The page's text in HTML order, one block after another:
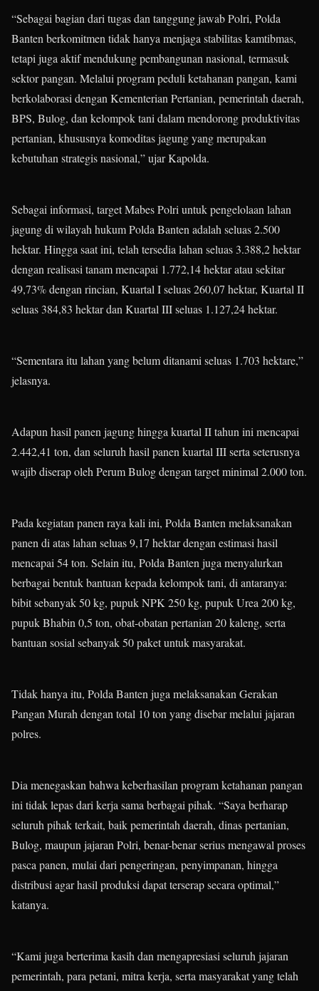
“Sebagai bagian dari tugas dan tanggung jawab Polri, Polda
Banten berkomitmen tidak hanya menjaga stabilitas kamtibmas,
tetapi juga aktif mendukung pembangunan nasional, termasuk
sektor pangan. Melalui program peduli ketahanan pangan, kami
berkolaborasi dengan Kementerian Pertanian, pemerintah daerah,
BPS, Bulog, dan kelompok tani dalam mendorong produktivitas
pertanian, khususnya komoditas jagung yang merupakan
kebutuhan strategis nasional,” ujar Kapolda.
Sebagai informasi, target Mabes Polri untuk pengelolaan lahan
jagung di wilayah hukum Polda Banten adalah seluas 2.500
hektar. Hingga saat ini, telah tersedia lahan seluas 3.388,2 hektar
dengan realisasi tanam mencapai 1.772,14 hektar atau sekitar
49,73% dengan rincian, Kuartal I seluas 260,07 hektar, Kuartal II
seluas 384,83 hektar dan Kuartal III seluas 1.127,24 hektar.
“Sementara itu lahan yang belum ditanami seluas 1.703 hektare,”
jelasnya.
Adapun hasil panen jagung hingga kuartal II tahun ini mencapai
2.442,41 ton, dan seluruh hasil panen kuartal III serta seterusnya
wajib diserap oleh Perum Bulog dengan target minimal 2.000 ton.
Pada kegiatan panen raya kali ini, Polda Banten melaksanakan
panen di atas lahan seluas 9,17 hektar dengan estimasi hasil
mencapai 54 ton. Selain itu, Polda Banten juga menyalurkan
berbagai bentuk bantuan kepada kelompok tani, di antaranya:
bibit sebanyak 50 kg, pupuk NPK 250 kg, pupuk Urea 200 kg,
pupuk Bhabin 0,5 ton, obat-obatan pertanian 20 kaleng, serta
bantuan sosial sebanyak 50 paket untuk masyarakat.
Tidak hanya itu, Polda Banten juga melaksanakan Gerakan
Pangan Murah dengan total 10 ton yang disebar melalui jajaran
polres.
Dia menegaskan bahwa keberhasilan program ketahanan pangan
ini tidak lepas dari kerja sama berbagai pihak. “Saya berharap
seluruh pihak terkait, baik pemerintah daerah, dinas pertanian,
Bulog, maupun jajaran Polri, benar-benar serius mengawal proses
pasca panen, mulai dari pengeringan, penyimpanan, hingga
distribusi agar hasil produksi dapat terserap secara optimal,”
katanya.
“Kami juga berterima kasih dan mengapresiasi seluruh jajaran
pemerintah, para petani, mitra kerja, serta masyarakat yang telah